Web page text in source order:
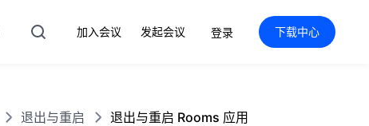
加入会议 发起会议 登录 下载中心
退出与重启 退出与重启 Rooms 应用